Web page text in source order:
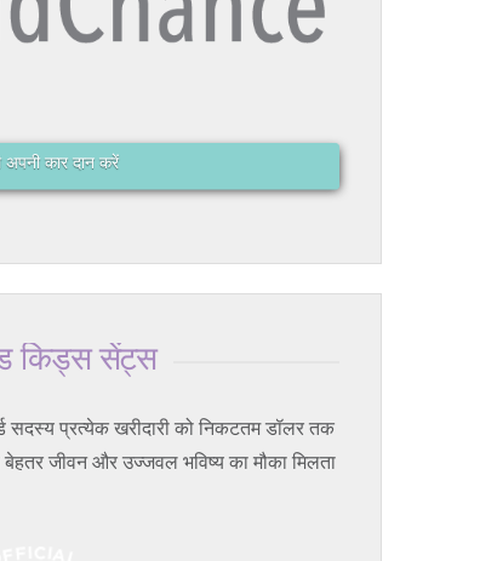
कार दान करें
किड्स सेंट्स
प्रत्येक खरीदारी को निकटतम डॉलर तक
जीवन और उज्जवल भविष्य का मौका मिलता